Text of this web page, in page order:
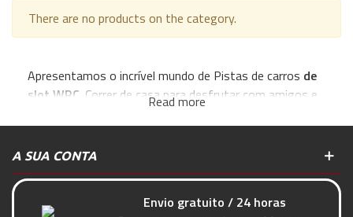
There are no products on the category.
Apresentamos o incrível mundo de Pistas de carros de
slot WRC . Correr de casa para desfrutar com amigos e
jogar os circuitos WRC, são muitas!:
Você poderá correr com diferentes carros ao mesmo
tempo, sem cabos, ultrapassando seu oponente
jogando em vários modos e também acender e apagar
Read more
A SUA CONTA
Envio gratuito / 24 horas